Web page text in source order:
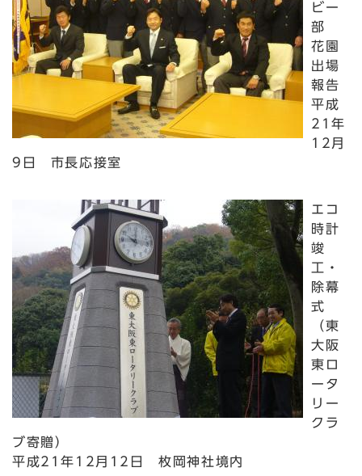
ビー
部
花園
出場
報告
平成
21年
12月
9日 市長応接室
エコ
時計
竣
工・
除幕
式
（東
大阪
東ロ
ータ
リー
クラ
ブ寄贈）
平成21年12月12日 枚岡神社境内